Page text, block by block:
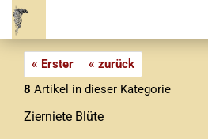
« Erster
« zurück
8 Artikel in dieser Kategorie
Zierniete Blüte